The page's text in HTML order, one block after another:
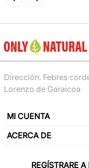
Dirección. Febres
Lorenzo de Garaicoa
MI CUENTA
ACERCA DE
REGÍSTRARE